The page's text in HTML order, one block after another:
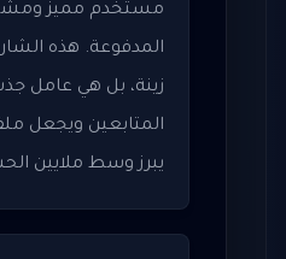
مستخدم مميز
المدفوعة. هذه
زينة، بل هي عامل
المتابعين ويجعل
يبرز وسط ملايين